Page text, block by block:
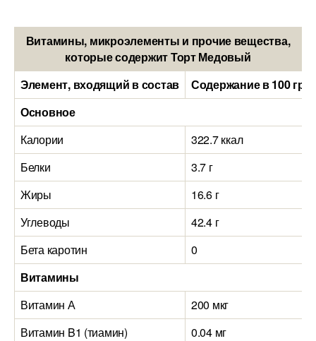
Витамины, микроэлементы и прочие вещества,
которые содержит Торт Медовый
Элемент, входящий в состав
Содержание в 100
Основное
Калории
322.7 ккал
Белки
3.7 г
Жиры
16.6 г
Углеводы
42.4 г
Бета каротин
0
Витамины
Витамин А
200 мкг
Витамин B1 (тиамин)
0.04 мг